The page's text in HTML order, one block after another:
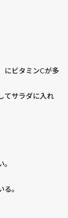
にビタミンCが多
てサラダに入れ
。